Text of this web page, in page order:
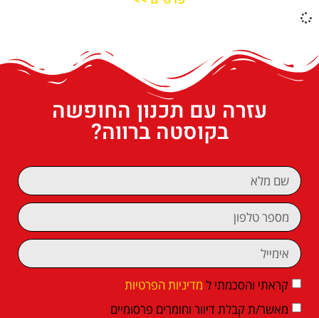
עזרה עם תכנון החופשה
בקוסטה ברווה?
קראתי והסכמתי ל מדיניות הפרטיות
מאשר/ת קבלת דיוור וחומרים פרסומיים